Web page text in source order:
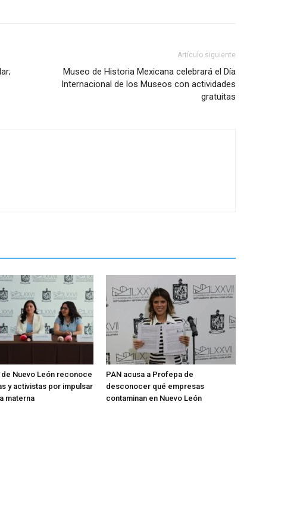
Artículo siguiente
Museo de Historia Mexicana celebrará el Día
Internacional de los Museos con actividades
gratuitas
Nuevo León reconoce
y activistas por impulsar
materna
PAN acusa a Profepa de
desconocer qué empresas
contaminan en Nuevo León